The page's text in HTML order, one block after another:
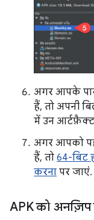
अगर आपके
हैं, तो अपनी
में उन
अगर आपको
हैं, तो 64-बिट
करना पर जाएं.
APK को अनज़िप